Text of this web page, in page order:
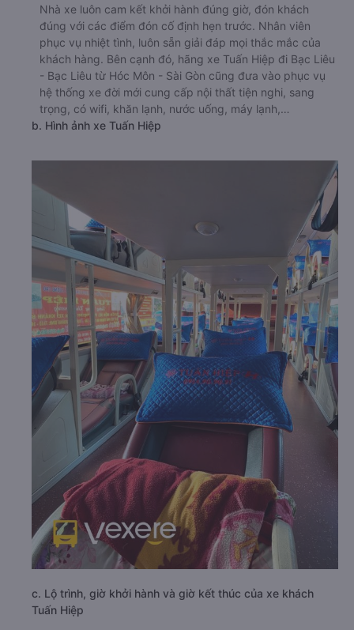
Nhà xe luôn cam kết khởi hành đúng giờ, đón khách
đúng với các điểm đón cố định hẹn trước. Nhân viên
phục vụ nhiệt tình, luôn sẵn giải đáp mọi thắc mắc của
khách hàng. Bên cạnh đó, hãng xe Tuấn Hiệp đi Bạc Liêu
- Bạc Liêu từ Hóc Môn - Sài Gòn cũng đưa vào phục vụ
hệ thống xe đời mới cung cấp nội thất tiện nghi, sang
trọng, có wifi, khăn lạnh, nước uống, máy lạnh,…
b. Hình ảnh xe Tuấn Hiệp
c. Lộ trình, giờ khởi hành và giờ kết thúc của xe khách
Tuấn Hiệp